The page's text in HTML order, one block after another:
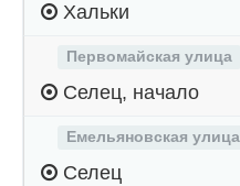
Хальки
Первомайская улица
Селец, начало
Емельяновская улица
Селец